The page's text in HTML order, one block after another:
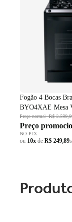
Fogão 4 Bocas
BYO4XAE Mesa
Fundido Dupla
Preço normalR$
Preço
NO PIX
ou 10x de R$ 249,89